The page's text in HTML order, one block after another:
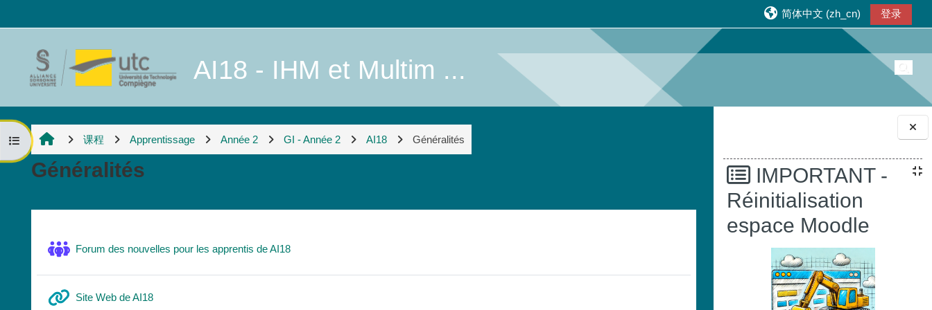
版块IMPORTANT -
Réinitialisation
espace Moodle
简体中文 ‎(zh_cn)‎ 登录
AI18 - IHM et Multim ... 切换
打开课程索引 课程 Apprentissage Année 2 GI - Année 2 AI18 Généralités
Généralités
Forum des nouvelles pour les apprentis de AI18
Site Web de AI18网页地址